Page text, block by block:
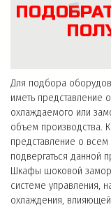
Для подбора
иметь
охлаждаемого или
объем производства.
представление о
подвергаться данной
Шкафы шоковой
системе управления,
охлаждения,